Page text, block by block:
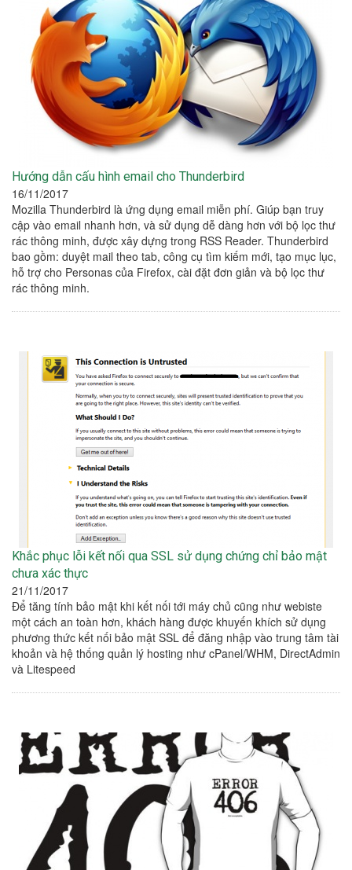
Hướng dẫn cấu hình email cho Thunderbird
16/11/2017
Mozilla Thunderbird là ứng dụng email miễn phí. Giúp bạn truy
cập vào email nhanh hơn, và sử dụng dễ dàng hơn với bộ lọc thư
rác thông minh, được xây dựng trong RSS Reader. Thunderbird
bao gồm: duyệt mail theo tab, công cụ tìm kiếm mới, tạo mục lục,
hỗ trợ cho Personas của Firefox, cài đặt đơn giản và bộ lọc thư
rác thông minh.
Khắc phục lỗi kết nối qua SSL sử dụng chứng chỉ bảo mật
chưa xác thực
21/11/2017
Để tăng tính bảo mật khi kết nối tới máy chủ cũng như webiste
một cách an toàn hơn, khách hàng được khuyến khích sử dụng
phương thức kết nối bảo mật SSL để đăng nhập vào trung tâm tài
khoản và hệ thống quản lý hosting như cPanel/WHM, DirectAdmin
và Litespeed